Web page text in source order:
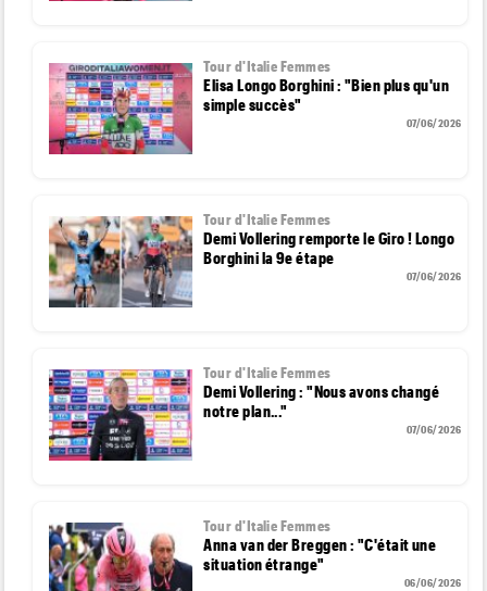
Tour d'Italie Femmes
Elisa Longo Borghini : "Bien plus qu'un
simple succès"
07/06/2026
Tour d'Italie Femmes
Demi Vollering remporte le Giro ! Longo
Borghini la 9e étape
07/06/2026
Tour d'Italie Femmes
Demi Vollering : "Nous avons changé
notre plan..."
07/06/2026
Tour d'Italie Femmes
Anna van der Breggen : "C'était une
situation étrange"
06/06/2026